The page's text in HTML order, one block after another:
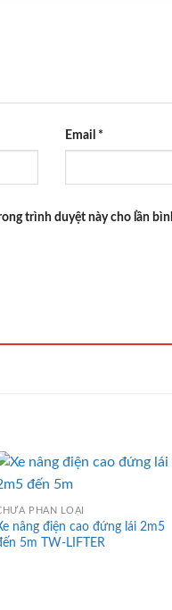
Email *
trình duyệt này cho lần
PHÂN LOẠI
nâng điện cao đứng lái 2m5
5m TW-LIFTER